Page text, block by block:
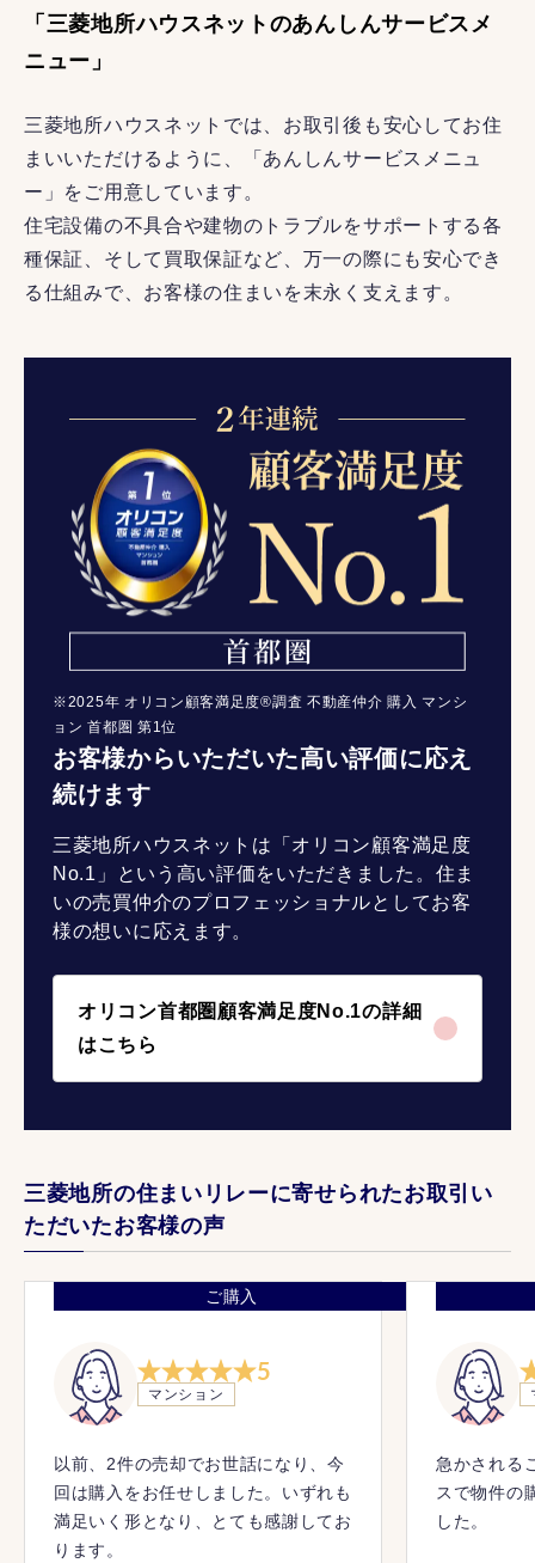
「三菱地所ハウスネットのあんしんサービスメ
ニュー」
三菱地所ハウスネットでは、お取引後も安心してお住
まいいただけるように、「あんしんサービスメニュ
ー」をご用意しています。
住宅設備の不具合や建物のトラブルをサポートする各
種保証、そして買取保証など、万一の際にも安心でき
る仕組みで、お客様の住まいを末永く支えます。
お客様からいただいた高い評価に応え
続けます
三菱地所ハウスネットは「オリコン顧客満足度
No.1」という高い評価をいただきました。住ま
いの売買仲介のプロフェッショナルとしてお客
様の想いに応えます。
オリコン首都圏顧客満足度No.1の詳細
はこちら
※2025年 オリコン顧客満足度®調査 不動産仲介 購入 マンシ
ョン 首都圏 第1位
三菱地所の住まいリレーに寄せられたお取引い
ただいたお客様の声
ご購入
5
マンション
以前、2件の売却でお世話になり、今
回は購入をお任せしました。いずれも
満足いく形となり、とても感謝してお
ります。
急かされる
スで物件の
した。